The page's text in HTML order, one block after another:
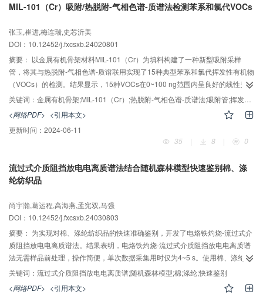
MIL-101（Cr）吸附/热脱附-气相色谱-质谱法检测苯系和氯代VOCs
张玉,崔进,梅连瑞,史芯沂美
DOI：10.12452/j.fxcsxb.24020801
摘要： 以金属有机骨架材料MIL-101（Cr）为填料构建了一种新型吸附采样
管，将其与热脱附-气相色谱-质谱联用实现了15种典型苯系和氯代挥发性有机物
（VOCs）的检测。结果显示，15种VOCs在0~100 ng范围内呈良好的线性关
系，相关系数（r ）达到0.99以上，检出限为0.7~1.9 ng。在5、30、70 ng添
加量下，15种VOCs的平均回收率分别为86.0% ~ 126%、91.7% ~ 133%和
77.6% ~ 135%，相对标准偏差（RSD）分别为6.6% ~ 18%、2.9% ~ 20%和
1.3% ~ 20%。MIL-101（Cr）填料吸附管测试稳定性和不同批次吸附管重复性
的RSD分别为0.50%~14%和0.30%~18%。MIL-101（Cr）填料吸附管基于质
降低吸附采样管的气体穿透风险。该研究拓展了MOFs材料在环境检测领域的实
际应用场景。
关键词： 金属有机骨架;MIL-101（Cr）;热脱附-气相色谱-质谱法;吸附管;挥发性有机物
<网络PDF> <引用本文>
更新时间： 2024-06-11
35
| 8 | 0
流过式介质阻挡放电电离质谱法结合随机森林模型快速鉴别棉、涤
纶纺织品
尚宇瀚,葛运程,高海燕,孟宪双,马强
DOI：10.12452/j.fxcsxb.24030803
摘要： 为实现对棉、涤纶纺织品的快速准确鉴别，开发了电烙铁灼烧-流过式介
质阻挡放电电离质谱法。结果表明，电烙铁灼烧-流过式介质阻挡放电电离质谱
法无需样品前处理，操作简便，单次数据采集用时仅为4~5 s。使用棉、涤纶与
棉涤混纺纺织品样品的质谱指纹图谱数据，建立了基于随机森林算法的预测模
型。优化后的随机森林模型五折交叉验证与袋外验证的误判率分别为2.50%和
2.52%。基于袋外验证混淆矩阵，求得该模型的预测准确率为97.5%，对棉与涤
关键词： 流过式介质阻挡放电电离质谱;随机森林模型;棉;涤纶;快速鉴别
<网络PDF> <引用本文>